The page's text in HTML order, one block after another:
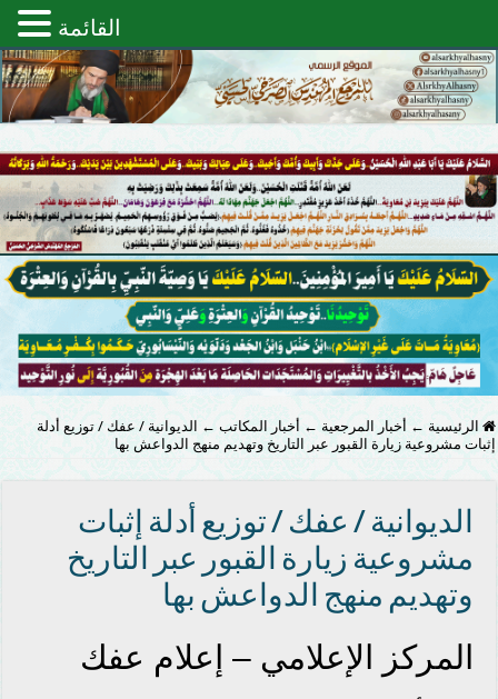
الرئيسية ← أخبار المرجعية ← أخبار المكاتب ← الديوانية / عفك / توزيع أدلة
إثبات مشروعية زيارة القبور عبر التاريخ وتهديم منهج الدواعش بها
الديوانية / عفك / توزيع أدلة إثبات
مشروعية زيارة القبور عبر التاريخ
وتهديم منهج الدواعش بها
المركز الإعلامي – إعلام عفك
القائمة